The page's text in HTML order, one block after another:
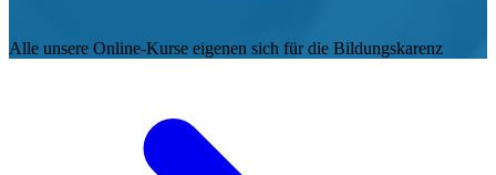
Alle unsere Online-Kurse eigenen sich für die Bildungskarenz